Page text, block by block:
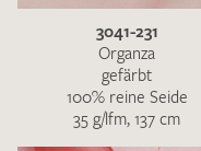
3041-231
Organza
gefärbt
100% reine Seide
35 g/lfm, 137 cm